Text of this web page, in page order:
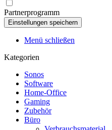
Partnerprogramm
Menü schließen
Kategorien
Sonos
Software
Home-Office
Gaming
Zubehör
Büro